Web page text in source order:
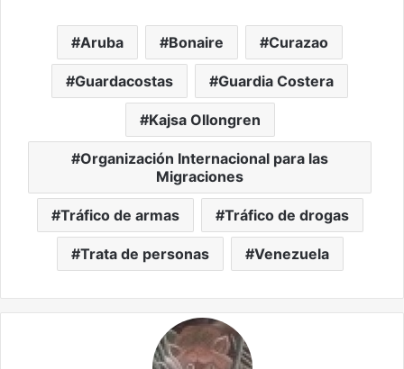
Aruba Bonaire Curazao
Guardacostas Guardia Costera
Kajsa Ollongren
Organización Internacional para las
Migraciones
Tráfico de armas Tráfico de drogas
Trata de personas Venezuela